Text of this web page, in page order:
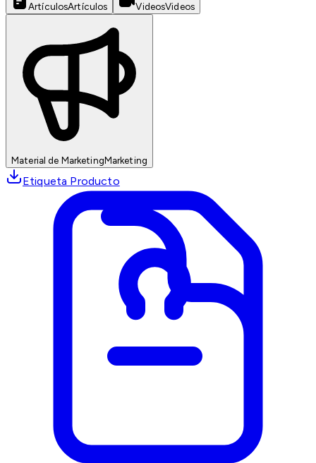
ArtículosArtículos VideosVideos
Material de MarketingMarketing
Etiqueta Producto